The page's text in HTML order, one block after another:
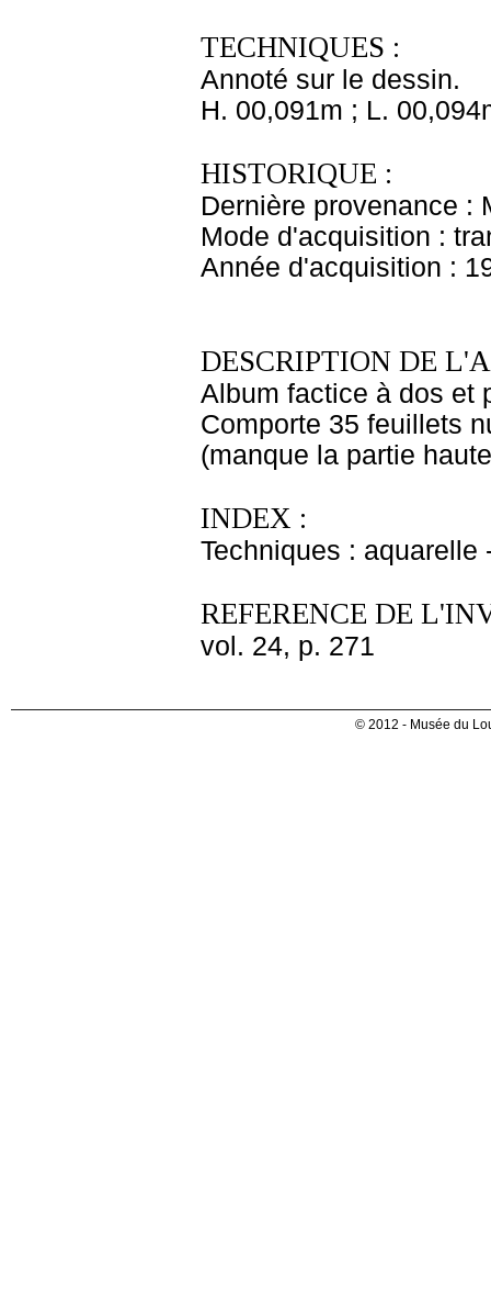
TECHNIQUES :
Annoté sur le dessin.
H. 00,091m ; L.
HISTORIQUE :
Dernière provenance :
Mode d'acquisition :
Année d'acquisition :
DESCRIPTION DE
Album factice à dos et
Comporte 35 feuillets
(manque la partie
INDEX :
Techniques : aquarelle
REFERENCE DE
vol. 24, p. 271
© 2012 - Musée du